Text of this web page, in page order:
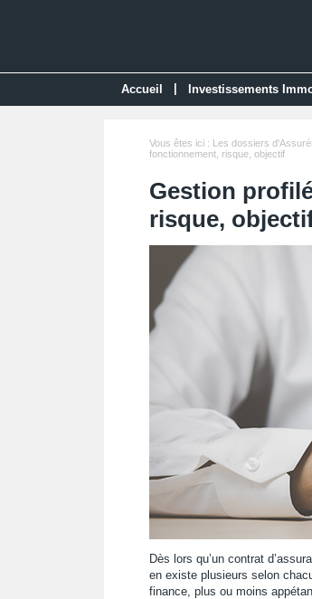
Accueil Investissements
Vous êtes ici : Les dossiers
fonctionnement, risque, objectif
Gestion
risque,
Dès lors qu’un contrat
en existe plusieurs selon
finance, plus ou moins